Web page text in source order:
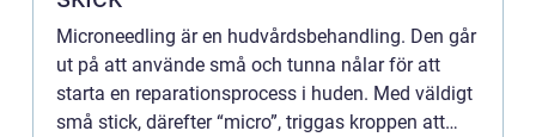
Microneedling är en hudvårdsbehandling. Den går
ut på att använde små och tunna nålar för att
starta en reparationsprocess i huden. Med väldigt
små stick, därefter “micro”, triggas kroppen att